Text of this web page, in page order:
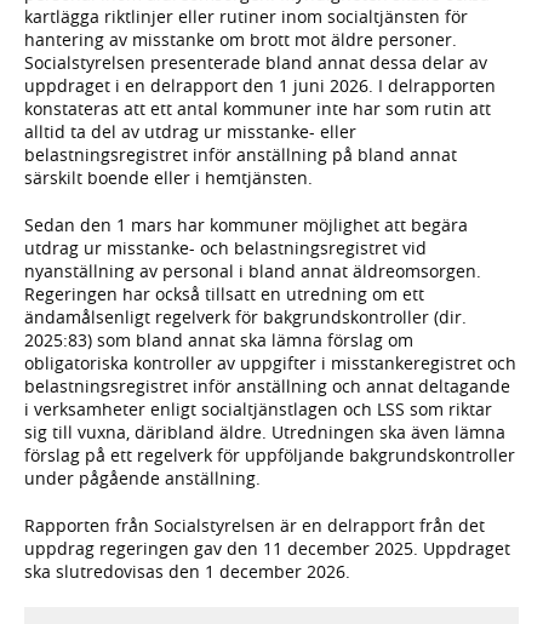
kartlägga riktlinjer eller rutiner inom socialtjänsten för
hantering av misstanke om brott mot äldre personer.
Socialstyrelsen presenterade bland annat dessa delar av
uppdraget i en delrapport den 1 juni 2026. I delrapporten
konstateras att ett antal kommuner inte har som rutin att
alltid ta del av utdrag ur misstanke- eller
belastningsregistret inför anställning på bland annat
särskilt boende eller i hemtjänsten.
Sedan den 1 mars har kommuner möjlighet att begära
utdrag ur misstanke- och belastningsregistret vid
nyanställning av personal i bland annat äldreomsorgen.
Regeringen har också tillsatt en utredning om ett
ändamålsenligt regelverk för bakgrundskontroller (dir.
2025:83) som bland annat ska lämna förslag om
obligatoriska kontroller av uppgifter i misstankeregistret och
belastningsregistret inför anställning och annat deltagande
i verksamheter enligt socialtjänstlagen och LSS som riktar
sig till vuxna, däribland äldre. Utredningen ska även lämna
förslag på ett regelverk för uppföljande bakgrundskontroller
under pågående anställning.
Rapporten från Socialstyrelsen är en delrapport från det
uppdrag regeringen gav den 11 december 2025. Uppdraget
ska slutredovisas den 1 december 2026.